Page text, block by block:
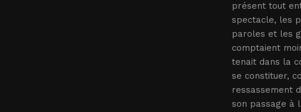
présent tout
spectacle, les
paroles et les
comptaient
tenait dans la
se constituer,
ressassement
son passage à